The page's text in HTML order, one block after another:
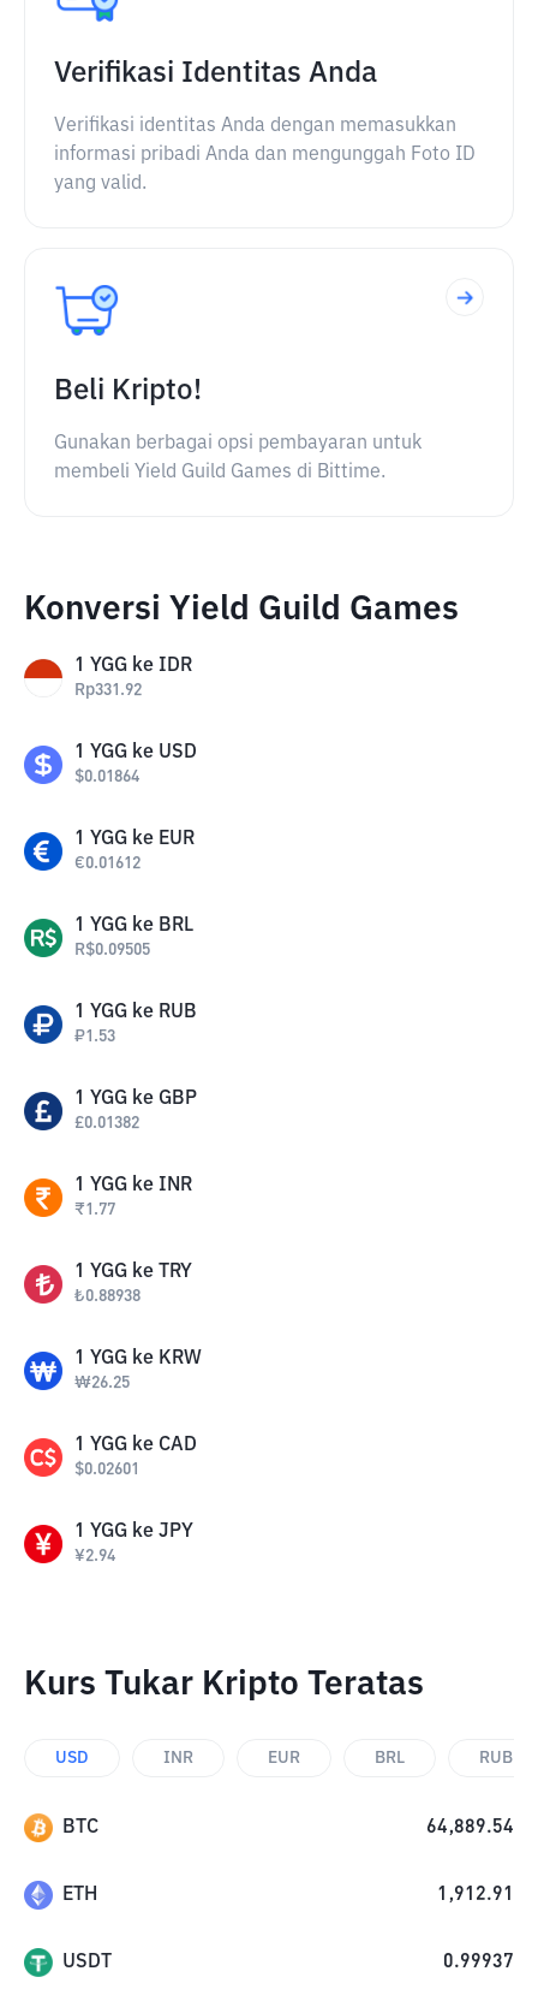
Verifikasi Identitas Anda
Verifikasi identitas Anda dengan memasukkan
informasi pribadi Anda dan mengunggah Foto ID
yang valid.
Beli Kripto!
Gunakan berbagai opsi pembayaran untuk
membeli Yield Guild Games di Bittime.
Konversi Yield Guild Games
1 YGG ke IDR
Rp331.92
1 YGG ke USD
$0.01864
1 YGG ke EUR
€0.01612
1 YGG ke BRL
R$0.09505
1 YGG ke RUB
₽1.53
1 YGG ke GBP
£0.01382
1 YGG ke INR
₹1.77
1 YGG ke TRY
₺0.88938
1 YGG ke KRW
₩26.25
1 YGG ke CAD
$0.02601
1 YGG ke JPY
¥2.94
Kurs Tukar Kripto Teratas
USD INR EUR BRL RUB
BTC 64,889.54
ETH 1,912.91
USDT 0.99937